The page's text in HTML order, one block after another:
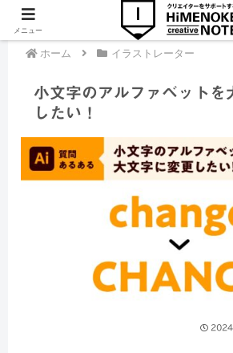
ホーム イラストレーター
小文字のアルファベットを
したい！
メニュー